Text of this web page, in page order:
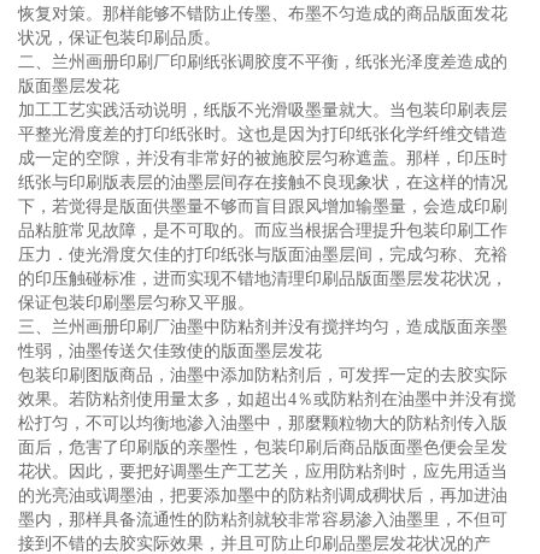
恢复对策。那样能够不错防止传墨、布墨不匀造成的商品版面发花
状况，保证包装印刷品质。
二、兰州画册印刷厂印刷纸张调胶度不平衡，纸张光泽度差造成的
版面墨层发花
加工工艺实践活动说明，纸版不光滑吸墨量就大。当包装印刷表层
平整光滑度差的打印纸张时。这也是因为打印纸张化学纤维交错造
成一定的空隙，并没有非常好的被施胶层匀称遮盖。那样，印压时
纸张与印刷版表层的油墨层间存在接触不良现象状，在这样的情况
下，若觉得是版面供墨量不够而盲目跟风增加输墨量，会造成印刷
品粘脏常见故障，是不可取的。而应当根据合理提升包装印刷工作
压力．使光滑度欠佳的打印纸张与版面油墨层间，完成匀称、充裕
的印压触碰标准，进而实现不错地清理印刷品版面墨层发花状况，
保证包装印刷墨层匀称又平服。
三、兰州画册印刷厂油墨中防粘剂并没有搅拌均匀，造成版面亲墨
性弱，油墨传送欠佳致使的版面墨层发花
包装印刷图版商品，油墨中添加防粘剂后，可发挥一定的去胶实际
效果。若防粘剂使用量太多，如超出4％或防粘剂在油墨中并没有搅
松打匀，不可以均衡地渗入油墨中，那麼颗粒物大的防粘剂传入版
面后，危害了印刷版的亲墨性，包装印刷后商品版面墨色便会呈发
花状。因此，要把好调墨生产工艺关，应用防粘剂时，应先用适当
的光亮油或调墨油，把要添加墨中的防粘剂调成稠状后，再加进油
墨内，那样具备流通性的防粘剂就较非常容易渗入油墨里，不但可
接到不错的去胶实际效果，并且可防止印刷品墨层发花状况的产